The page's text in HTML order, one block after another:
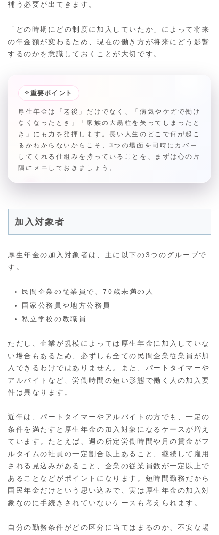
補う必要が出てきます。
「どの時期にどの制度に加入していたか」によって将来
の年金額が変わるため、現在の働き方が将来にどう影響
するのかを意識しておくことが大切です。
✧重要ポイント
厚生年金は「老後」だけでなく、「病気やケガで働け
なくなったとき」「家族の大黒柱を失ってしまったと
き」にも力を発揮します。長い人生のどこで何が起こ
るかわからないからこそ、3つの場面を同時にカバー
してくれる仕組みを持っていることを、まずは心の片
隅にメモしておきましょう。
加入対象者
厚生年金の加入対象者は、主に以下の3つのグループで
す。
民間企業の従業員で、70歳未満の人
国家公務員や地方公務員
私立学校の教職員
ただし、企業が規模によっては厚生年金に加入していな
い場合もあるため、必ずしも全ての民間企業従業員が加
入できるわけではありません。また、パートタイマーや
アルバイトなど、労働時間の短い形態で働く人の加入要
件は異なります。
近年は、パートタイマーやアルバイトの方でも、一定の
条件を満たすと厚生年金の加入対象になるケースが増え
ています。たとえば、週の所定労働時間や月の賃金がフ
ルタイムの社員の一定割合以上あること、継続して雇用
される見込みがあること、企業の従業員数が一定以上で
あることなどがポイントになります。短時間勤務だから
国民年金だけという思い込みで、実は厚生年金の加入対
象なのに手続きされていないケースも考えられます。
自分の勤務条件がどの区分に当てはまるのか、不安な場